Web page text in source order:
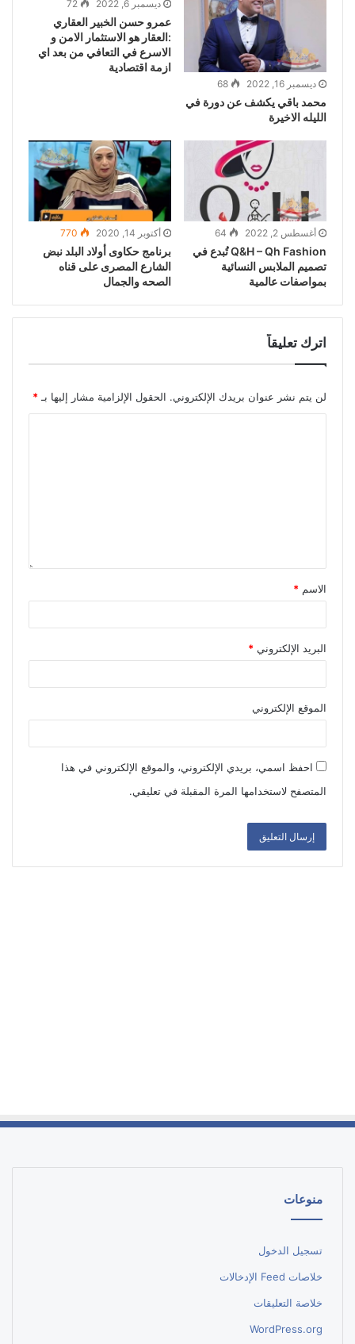
ديسمبر 16, 2022 68
محمد باقي يكشف عن دورة في
الليله الاخيرة
ديسمبر 6, 2022 72
عمرو حسن الخبير العقاري
:العقار هو الاستثمار الامن و
الاسرع في التعافي من بعد اي
ازمة اقتصادية
أغسطس 2, 2022 64
‏Q&H – Qh Fashion تُبدع في
تصميم الملابس النسائية
بمواصفات عالمية
أكتوبر 14, 2020 770
برنامج حكاوى أولاد البلد نبض
الشارع المصرى على قناه
الصحه والجمال
اترك تعليقاً
لن يتم نشر عنوان بريدك الإلكتروني. الحقول الإلزامية مشار إليها بـ *
الاسم *
البريد الإلكتروني *
الموقع الإلكتروني
احفظ اسمي، بريدي الإلكتروني، والموقع الإلكتروني في هذا
المتصفح لاستخدامها المرة المقبلة في تعليقي.
منوعات
تسجيل الدخول
خلاصات Feed الإدخالات
خلاصة التعليقات
WordPress.org